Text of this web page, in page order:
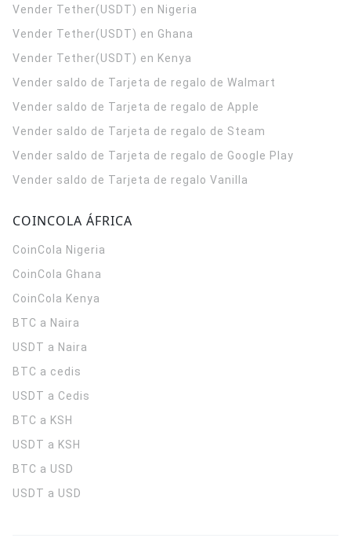
Vender Tether(USDT) en Nigeria
Vender Tether(USDT) en Ghana
Vender Tether(USDT) en Kenya
Vender saldo de Tarjeta de regalo de Walmart
Vender saldo de Tarjeta de regalo de Apple
Vender saldo de Tarjeta de regalo de Steam
Vender saldo de Tarjeta de regalo de Google Play
Vender saldo de Tarjeta de regalo Vanilla
COINCOLA ÁFRICA
CoinCola Nigeria
CoinCola Ghana
CoinCola Kenya
BTC a Naira
USDT a Naira
BTC a cedis
USDT a Cedis
BTC a KSH
USDT a KSH
BTC a USD
USDT a USD